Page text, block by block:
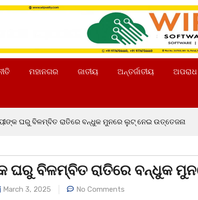
ମହାନଗର ଜାତୀୟ ଅନ୍ତର୍ଜାତୀୟ ଅପରାଧ
ଘରୁ ବିଳମ୍ବିତ ରାତିରେ ବନ୍ଧୁକ ମୁନରେ ଲୁଟ୍ ନେଇ ଉତ୍ତେଜନା
ଘରୁ ବିଳମ୍ବିତ ରାତିରେ ବନ୍ଧୁକ
March 3, 2025 No Comments